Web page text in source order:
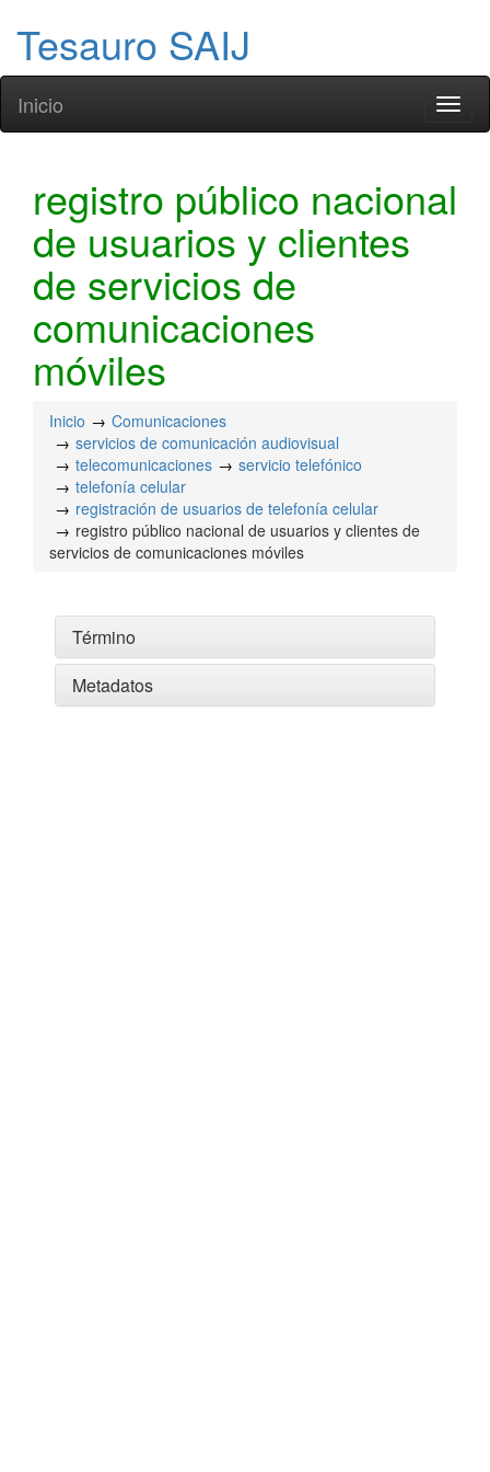
Tesauro SAIJ
Inicio
registro público nacional
de usuarios y clientes
de servicios de
comunicaciones
móviles
Inicio
Comunicaciones
servicios de comunicación audiovisual
telecomunicaciones
servicio telefónico
telefonía celular
registración de usuarios de telefonía celular
registro público nacional de usuarios y clientes de
servicios de comunicaciones móviles
Término
Metadatos